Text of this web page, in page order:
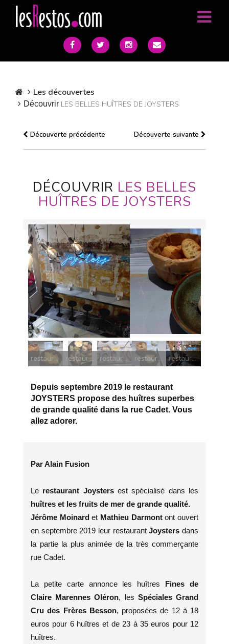
Les découvertes
Découvrir LES BELLES HUÎTRES DE JOYSTERS
Découverte précédente Découverte suivante
DÉCOUVRIR LES BELLES
HUÎTRES DE JOYSTERS
restaurant Joysters tarama
restaurant Joysters la salle
restaurant Joysters tarama
restaurant Joysters huîtres
restaurant Joysters bulots
restaurant Joysters Gouda
Depuis septembre 2019 le restaurant
JOYSTERS propose des huîtres superbes
de grande qualité dans la rue Cadet. Vous
allez adorer.
Par Alain Fusion
Le restaurant Joysters est spécialisé dans les
huîtres et les fruits de mer de grande qualité.
Jérôme Moinardet Mathieu Darmontont ouvert
en septembre 2019 leur restaurantJoystersdans
la partie la plus animée de la très commerçante
rue Cadet.
La petite carte annonce les huîtres Fines de
Claire Marennes Oléron, les Spéciales Grand
Cru des Frères Besson, proposées de 12 à 18
euros pour 6 huîtres et de 23 à 35 euros pour 12
huîtres.